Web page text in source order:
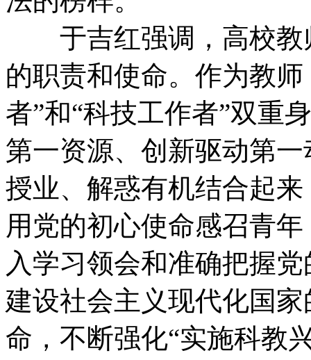
于吉红强调，高校教
的职责和使命。作为教
者”和“科技工作者”双重
第一资源、创新驱动第
授业、解惑有机结合起
用党的初心使命感召青
入学习领会和准确把握
建设社会主义现代化国
命，不断强化“实施科教